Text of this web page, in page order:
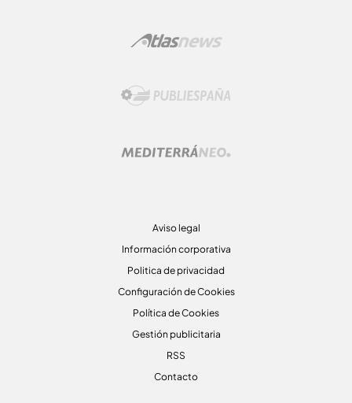
Aviso legal
Información corporativa
Politica de privacidad
Configuración de Cookies
Política de Cookies
Gestión publicitaria
RSS
Contacto